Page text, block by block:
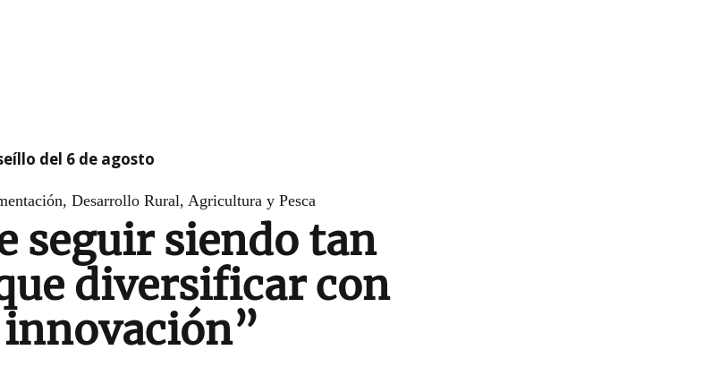
del 6 de agosto
Desarrollo Rural, Agricultura y Pesca
seguir siendo tan
diversificar con